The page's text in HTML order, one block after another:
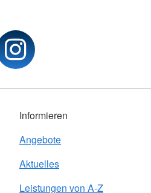
Informieren
Angebote
Aktuelles
Leistungen von A-Z